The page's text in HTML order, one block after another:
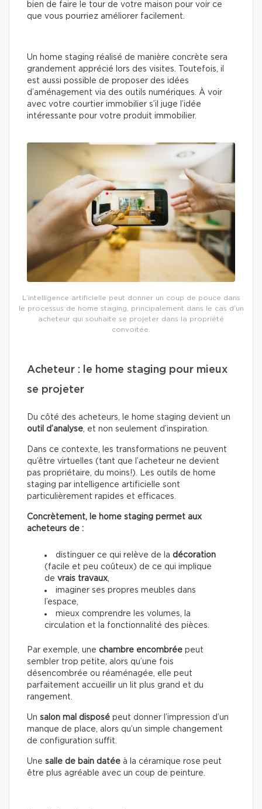
bien de faire le tour de votre maison pour voir ce
que vous pourriez améliorer facilement.
Un home staging réalisé de manière concrète sera
grandement apprécié lors des visites. Toutefois, il
est aussi possible de proposer des idées
d’aménagement via des outils numériques. À voir
avec votre courtier immobilier s’il juge l’idée
intéressante pour votre produit immobilier.
L’intelligence artificielle peut donner un coup de pouce dans
le processus de home staging, principalement dans le cas d’un
acheteur qui souhaite se projeter dans la propriété
convoitée.
Acheteur : le home staging pour mieux
se projeter
Du côté des acheteurs, le home staging devient un
outil d’analyse, et non seulement d’inspiration.
Dans ce contexte, les transformations ne peuvent
qu’être virtuelles (tant que l’acheteur ne devient
pas propriétaire, du moins!). Les outils de home
staging par intelligence artificielle sont
particulièrement rapides et efficaces.
Concrètement, le home staging permet aux
acheteurs de :
distinguer ce qui relève de la décoration
(facile et peu coûteux) de ce qui implique
de vrais travaux,
imaginer ses propres meubles dans
l’espace,
mieux comprendre les volumes, la
circulation et la fonctionnalité des pièces.
Par exemple, une chambre encombrée peut
sembler trop petite, alors qu’une fois
désencombrée ou réaménagée, elle peut
parfaitement accueillir un lit plus grand et du
rangement.
Un salon mal disposé peut donner l’impression d’un
manque de place, alors qu’un simple changement
de configuration suffit.
Une salle de bain datée à la céramique rose peut
être plus agréable avec un coup de peinture.